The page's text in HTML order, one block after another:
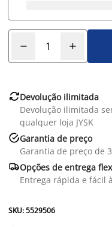
Devolução ilimitada
Devolução ilimitada
qualquer loja JYSK
Garantia de preço
Garantia de preço de
Opções de entrega
Entrega rápida e fácil
SKU: 5529506